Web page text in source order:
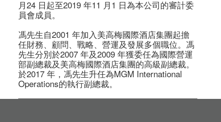
月24 日起至2019 年11 月1 日為本公司的審計委
員會成員。
馮先生自2001 年加入美高梅國際酒店集團起擔
任財務、顧問、戰略、營運及發展多個職位。馮
先生分別於2007 年及2009 年獲委任為國際營運
部副總裁及美高梅國際酒店集團的高級副總裁。
於2017 年，馮先生升任為MGM International
Operations的執行副總裁。